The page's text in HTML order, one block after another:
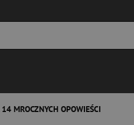
MROCZNYCH OPOWIEŚCI